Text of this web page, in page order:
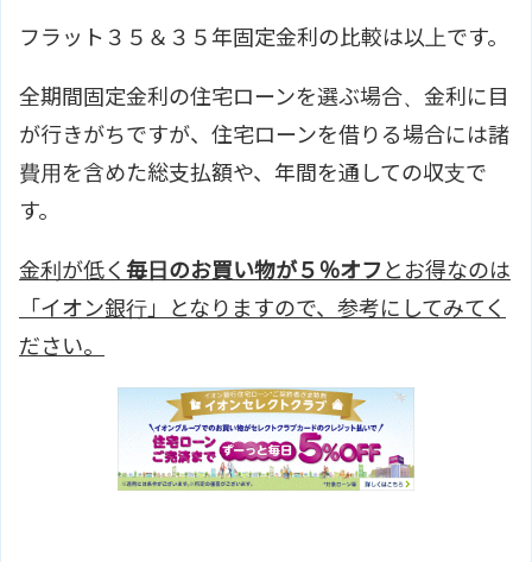
フラット３５＆３５年固定金利の比較は以上です。
全期間固定金利の住宅ローンを選ぶ場合、金利に目
が行きがちですが、住宅ローンを借りる場合には諸
費用を含めた総支払額や、年間を通しての収支で
す。
金利が低く 毎日のお買い物が５％オフとお得なのは
「イオン銀行」となりますので、参考にしてみてく
ださい。